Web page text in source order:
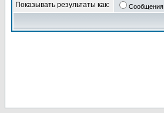
Показывать результаты как: Сообщения